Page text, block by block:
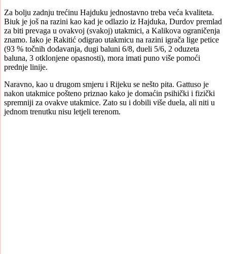
Za bolju zadnju trećinu Hajduku jednostavno treba veća kvaliteta.
Biuk je još na razini kao kad je odlazio iz Hajduka, Durdov premlad
za biti prevaga u ovakvoj (svakoj) utakmici, a Kalikova ograničenja
znamo. Iako je Rakitić odigrao utakmicu na razini igrača lige petice
(93 % točnih dodavanja, dugi baluni 6/8, dueli 5/6, 2 oduzeta
baluna, 3 otklonjene opasnosti), mora imati puno više pomoći
prednje linije.
Naravno, kao u drugom smjeru i Rijeku se nešto pita. Gattuso je
nakon utakmice pošteno priznao kako je domaćin psihički i fizički
spremniji za ovakve utakmice. Zato su i dobili više duela, ali niti u
jednom trenutku nisu letjeli terenom.